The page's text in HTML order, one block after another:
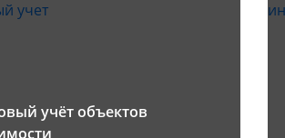
учёт объектов